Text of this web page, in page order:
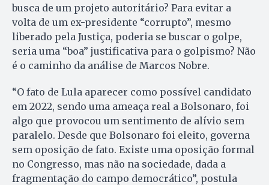
busca de um projeto autoritário? Para evitar a
volta de um ex-presidente “corrupto”, mesmo
liberado pela Justiça, poderia se buscar o golpe,
seria uma “boa” justificativa para o golpismo? Não
é o caminho da análise de Marcos Nobre.
“O fato de Lula aparecer como possível candidato
em 2022, sendo uma ameaça real a Bolsonaro, foi
algo que provocou um sentimento de alívio sem
paralelo. Desde que Bolsonaro foi eleito, governa
sem oposição de fato. Existe uma oposição formal
no Congresso, mas não na sociedade, dada a
fragmentação do campo democrático”, postula